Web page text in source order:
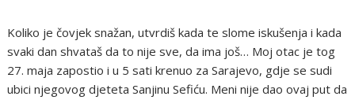
Koliko je čovjek snažan, utvrdiš kada te slome iskušenja i kada
svaki dan shvataš da to nije sve, da ima još… Moj otac je tog
27. maja zapostio i u 5 sati krenuo za Sarajevo, gdje se sudi
ubici njegovog djeteta Sanjinu Sefiću. Meni nije dao ovaj put da